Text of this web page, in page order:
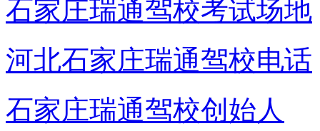
石家庄瑞通驾校考试场地
河北石家庄瑞通驾校电话
石家庄瑞通驾校创始人